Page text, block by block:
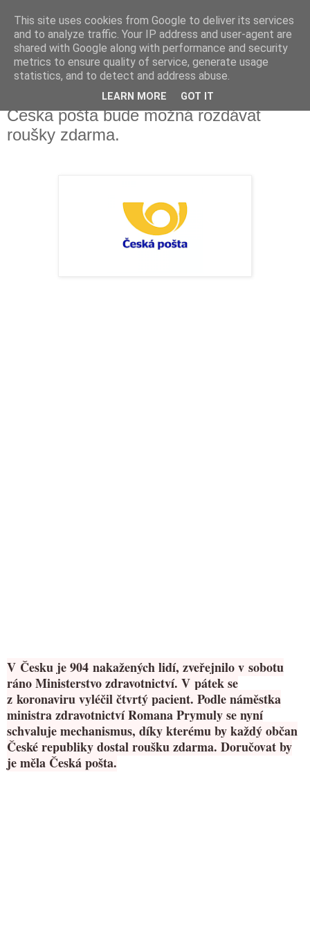
Fakečlánky
Věř všemu co tady vidíš.
sobota 21. března 2020
Česka pošta bude možná rozdávat
roušky zdarma.
V Česku je 904 nakažených lidí, zveřejnilo v sobotu
ráno Ministerstvo zdravotnictví. V pátek se
z koronaviru vyléčil čtvrtý pacient. Podle náměstka
ministra zdravotnictví Romana Prymuly se nyní
schvaluje mechanismus, díky kterému by každý občan
České republiky dostal roušku zdarma. Doručovat by
je měla Česká pošta.
This site uses cookies from Google to deliver its services
and to analyze traffic. Your IP address and user-agent are
shared with Google along with performance and security
metrics to ensure quality of service, generate usage
statistics, and to detect and address abuse.
LEARN MORE GOT IT